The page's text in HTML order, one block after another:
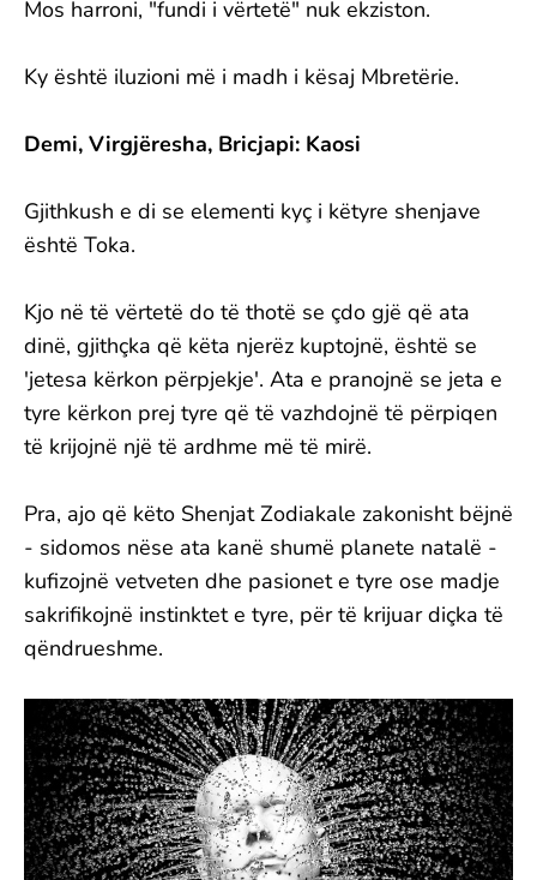
Mos harroni, "fundi i vërtetë" nuk ekziston.
Ky është iluzioni më i madh i kësaj Mbretërie.
Demi, Virgjëresha, Bricjapi: Kaosi
Gjithkush e di se elementi kyç i këtyre shenjave
është Toka.
Kjo në të vërtetë do të thotë se çdo gjë që ata
dinë, gjithçka që këta njerëz kuptojnë, është se
'jetesa kërkon përpjekje'. Ata e pranojnë se jeta e
tyre kërkon prej tyre që të vazhdojnë të përpiqen
të krijojnë një të ardhme më të mirë.
Pra, ajo që këto Shenjat Zodiakale zakonisht bëjnë
- sidomos nëse ata kanë shumë planete natalë -
kufizojnë vetveten dhe pasionet e tyre ose madje
sakrifikojnë instinktet e tyre, për të krijuar diçka të
qëndrueshme.